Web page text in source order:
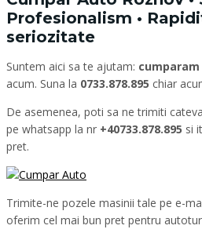
Profesionalism •
seriozitate
Suntem aici sa te ajutam:
acum. Suna la 0733.878.895 chiar
De asemenea, poti sa ne trimiti
pe whatsapp la nr +40733.878.895 si
pret.
Trimite-ne pozele masinii tale pe e-
oferim cel mai bun pret pentru